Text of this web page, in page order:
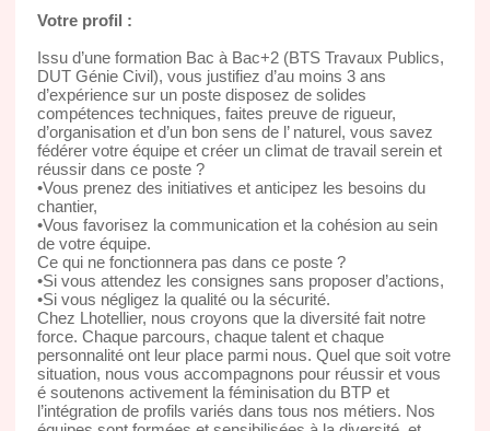
Votre profil :
Issu d’une formation Bac à Bac+2 (BTS Travaux Publics,
DUT Génie Civil), vous justifiez d’au moins 3 ans
d’expérience sur un poste disposez de solides
compétences techniques, faites preuve de rigueur,
d’organisation et d’un bon sens de l’ naturel, vous savez
fédérer votre équipe et créer un climat de travail serein et
réussir dans ce poste ?
•Vous prenez des initiatives et anticipez les besoins du
chantier,
•Vous favorisez la communication et la cohésion au sein
de votre équipe.
Ce qui ne fonctionnera pas dans ce poste ?
•Si vous attendez les consignes sans proposer d’actions,
•Si vous négligez la qualité ou la sécurité.
Chez Lhotellier, nous croyons que la diversité fait notre
force. Chaque parcours, chaque talent et chaque
personnalité ont leur place parmi nous. Quel que soit votre
situation, nous vous accompagnons pour réussir et vous
é soutenons activement la féminisation du BTP et
l’intégration de profils variés dans tous nos métiers. Nos